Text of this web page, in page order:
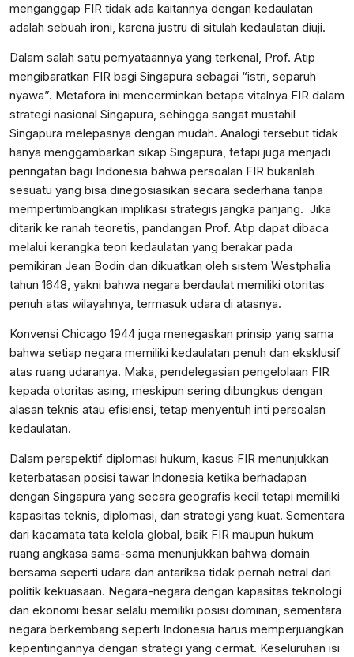
menganggap FIR tidak ada kaitannya dengan kedaulatan
adalah sebuah ironi, karena justru di situlah kedaulatan diuji.
Dalam salah satu pernyataannya yang terkenal, Prof. Atip
mengibaratkan FIR bagi Singapura sebagai “istri, separuh
nyawa”. Metafora ini mencerminkan betapa vitalnya FIR dalam
strategi nasional Singapura, sehingga sangat mustahil
Singapura melepasnya dengan mudah. Analogi tersebut tidak
hanya menggambarkan sikap Singapura, tetapi juga menjadi
peringatan bagi Indonesia bahwa persoalan FIR bukanlah
sesuatu yang bisa dinegosiasikan secara sederhana tanpa
mempertimbangkan implikasi strategis jangka panjang. Jika
ditarik ke ranah teoretis, pandangan Prof. Atip dapat dibaca
melalui kerangka teori kedaulatan yang berakar pada
pemikiran Jean Bodin dan dikuatkan oleh sistem Westphalia
tahun 1648, yakni bahwa negara berdaulat memiliki otoritas
penuh atas wilayahnya, termasuk udara di atasnya.
Konvensi Chicago 1944 juga menegaskan prinsip yang sama
bahwa setiap negara memiliki kedaulatan penuh dan eksklusif
atas ruang udaranya. Maka, pendelegasian pengelolaan FIR
kepada otoritas asing, meskipun sering dibungkus dengan
alasan teknis atau efisiensi, tetap menyentuh inti persoalan
kedaulatan.
Dalam perspektif diplomasi hukum, kasus FIR menunjukkan
keterbatasan posisi tawar Indonesia ketika berhadapan
dengan Singapura yang secara geografis kecil tetapi memiliki
kapasitas teknis, diplomasi, dan strategi yang kuat. Sementara
dari kacamata tata kelola global, baik FIR maupun hukum
ruang angkasa sama-sama menunjukkan bahwa domain
bersama seperti udara dan antariksa tidak pernah netral dari
politik kekuasaan. Negara-negara dengan kapasitas teknologi
dan ekonomi besar selalu memiliki posisi dominan, sementara
negara berkembang seperti Indonesia harus memperjuangkan
kepentingannya dengan strategi yang cermat. Keseluruhan isi